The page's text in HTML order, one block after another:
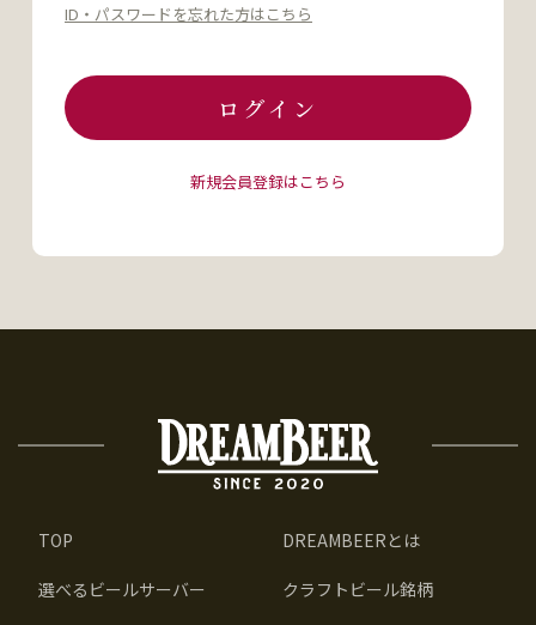
ID・パスワードを忘れた方はこちら
ログイン
新規会員登録はこちら
TOP DREAMBEERとは
選べるビールサーバー クラフトビール銘柄